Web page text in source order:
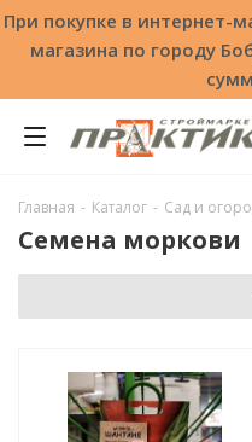
При покупке в интернет-
магазина по городу
Главная - Каталог - Сад и
Семена моркови